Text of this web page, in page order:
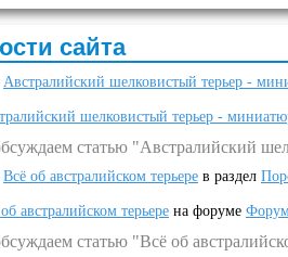
сайта
Австралийский шелковистый терьер -
шелковистый терьер -
статью "Австралийский
Всё об австралийском терьере в раздел
австралийском терьере на форуме
статью "Всё об